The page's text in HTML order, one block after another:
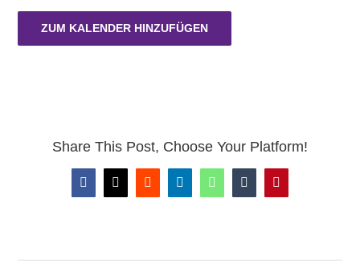
ZUM KALENDER HINZUFÜGEN
Share This Post, Choose Your Platform!
Facebook
X RedditLinkedInWhatsAppTumblrPinterest